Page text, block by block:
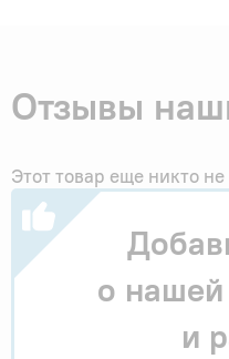
Отзывы
Этот товар еще никто
о
и